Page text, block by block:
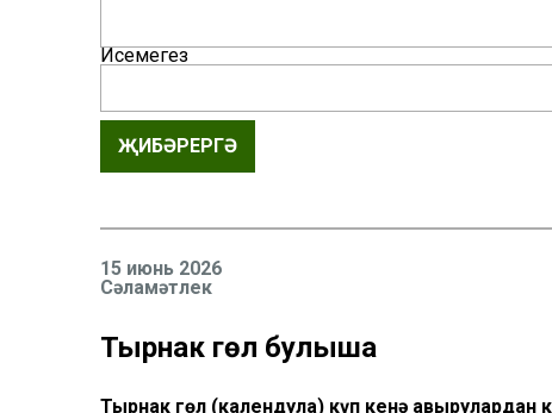
Исемегез
ҖИБӘРЕРГӘ
15 июнь 2026
Сәламәтлек
Тырнак гөл булыша
Тырнак гөл (календула) күп кенә авырулардан